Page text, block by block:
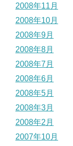
2008年11月
2008年10月
2008年9月
2008年8月
2008年7月
2008年6月
2008年5月
2008年3月
2008年2月
2007年10月